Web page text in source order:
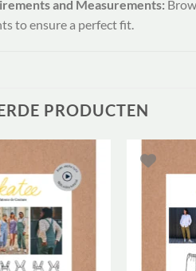
and Measurements:
to ensure a perfect fit.
PRODUCTEN